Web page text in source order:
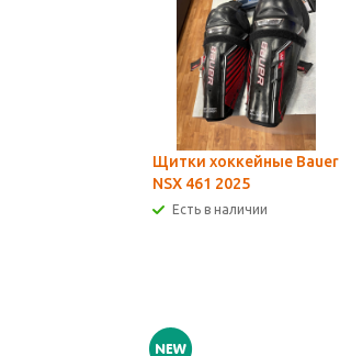
Щитки хоккейные Bauer
NSX 461 2025
Есть в наличии